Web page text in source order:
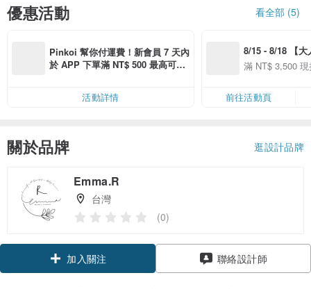
優惠活動 看全部 (5)
Pinkoi 幫你付運費！新會員 7 天內
於 APP 下單滿 NT$ 500 最高可折
活動詳情
8/15 - 8/18 【大
季】滿
滿 NT$ 3,500
前往活動頁
關於品牌 逛設計品牌
Emma.R
台灣
(0)
加入關注 聯絡設計師